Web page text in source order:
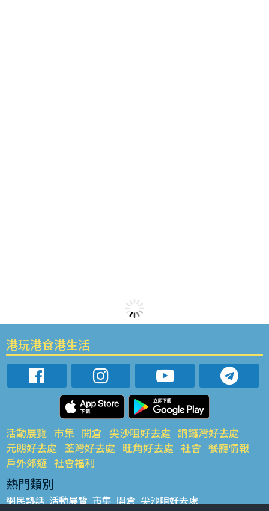
港玩港食港生活
活動展覽 市集 開倉 尖沙咀好去處 銅鑼灣好去處
元朗好去處 荃灣好去處 旺角好去處 社會 餐廳情報
戶外郊遊 社會福利
熱門類別
網民熱話 活動展覽 市集 開倉 尖沙咀好去處